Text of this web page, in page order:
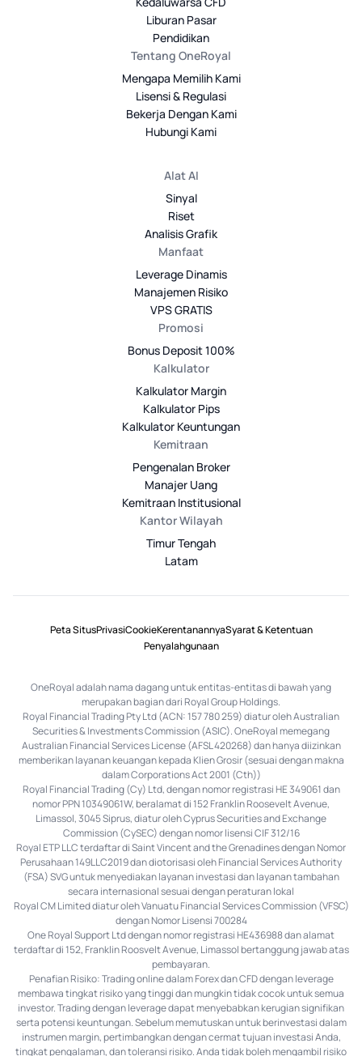
Liburan Pasar
Pendidikan
Tentang OneRoyal
Mengapa Memilih Kami
Lisensi & Regulasi
Bekerja Dengan Kami
Hubungi Kami
Alat AI
Sinyal
Riset
Analisis Grafik
Manfaat
Leverage Dinamis
Manajemen Risiko
VPS GRATIS
Promosi
Bonus Deposit 100%
Kalkulator
Kalkulator Margin
Kalkulator Pips
Kalkulator Keuntungan
Kemitraan
Pengenalan Broker
Manajer Uang
Kemitraan Institusional
Kantor Wilayah
Timur Tengah
Latam
Peta SitusPrivasiCookieKerentanannyaSyarat & Ketentuan
Penyalahgunaan
OneRoyal adalah nama dagang untuk entitas-entitas di bawah yang
merupakan bagian dari Royal Group Holdings.
Royal Financial Trading Pty Ltd (ACN: 157 780 259) diatur oleh Australian
Securities & Investments Commission (ASIC). OneRoyal memegang
Australian Financial Services License (AFSL 420268) dan hanya diizinkan
memberikan layanan keuangan kepada Klien Grosir (sesuai dengan makna
dalam Corporations Act 2001 (Cth))
Royal Financial Trading (Cy) Ltd, dengan nomor registrasi HE 349061 dan
nomor PPN 10349061W, beralamat di 152 Franklin Roosevelt Avenue,
Limassol, 3045 Siprus, diatur oleh Cyprus Securities and Exchange
Commission (CySEC) dengan nomor lisensi CIF 312/16
Royal ETP LLC terdaftar di Saint Vincent and the Grenadines dengan Nomor
Perusahaan 149LLC2019 dan diotorisasi oleh Financial Services Authority
(FSA) SVG untuk menyediakan layanan investasi dan layanan tambahan
secara internasional sesuai dengan peraturan lokal
Royal CM Limited diatur oleh Vanuatu Financial Services Commission (VFSC)
dengan Nomor Lisensi 700284
One Royal Support Ltd dengan nomor registrasi HE436988 dan alamat
terdaftar di 152, Franklin Roosvelt Avenue, Limassol bertanggung jawab atas
pembayaran.
Penafian Risiko: Trading online dalam Forex dan CFD dengan leverage
membawa tingkat risiko yang tinggi dan mungkin tidak cocok untuk semua
investor. Trading dengan leverage dapat menyebabkan kerugian signifikan
serta potensi keuntungan. Sebelum memutuskan untuk berinvestasi dalam
instrumen margin, pertimbangkan dengan cermat tujuan investasi Anda,
tingkat pengalaman, dan toleransi risiko. Anda tidak boleh mengambil risiko